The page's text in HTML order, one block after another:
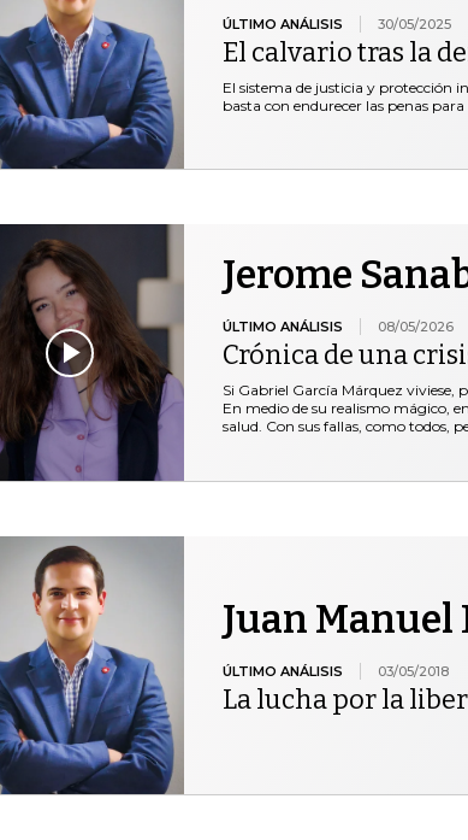
ÚLTIMO ANÁLISIS 30/05/2025
El calvario tras la
El sistema de justicia y protección
basta con endurecer las penas para
Jerome
ÚLTIMO ANÁLISIS 08/05/2026
Crónica de una
Si Gabriel García Márquez viviese,
En medio de su realismo mágico,
salud. Con sus fallas, como todos,
Juan Manuel
ÚLTIMO ANÁLISIS 03/05/2018
La lucha por la